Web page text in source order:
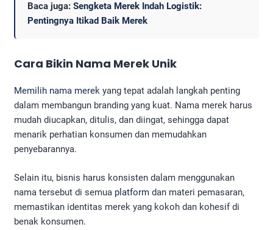
Baca juga: Sengketa Merek Indah Logistik:
Pentingnya Itikad Baik Merek
Cara Bikin Nama Merek Unik
Memilih nama merek yang tepat adalah langkah penting
dalam membangun branding yang kuat. Nama merek harus
mudah diucapkan, ditulis, dan diingat, sehingga dapat
menarik perhatian konsumen dan memudahkan
penyebarannya.
Selain itu, bisnis harus konsisten dalam menggunakan
nama tersebut di semua platform dan materi pemasaran,
memastikan identitas merek yang kokoh dan kohesif di
benak konsumen.